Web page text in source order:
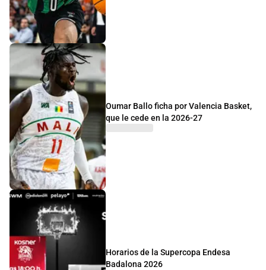
Oumar Ballo ficha por Valencia Basket,
que le cede en la 2026-27
Horarios de la Supercopa Endesa
Badalona 2026